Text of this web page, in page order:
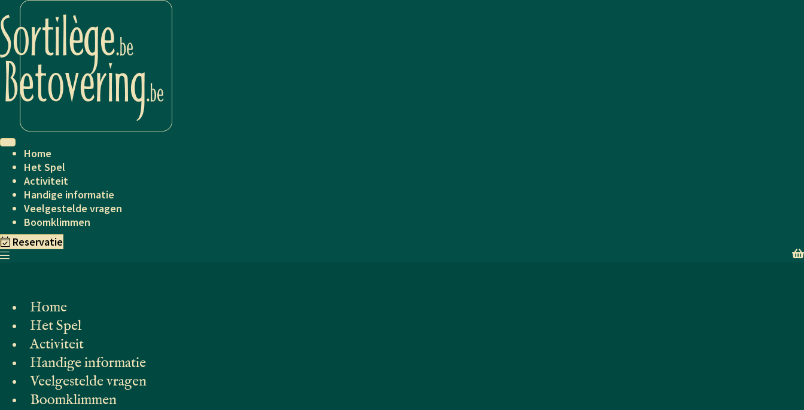
Home
Het Spel
Activiteit
Handige informatie
Veelgestelde vragen
Boomklimmen
Reservatie
Home
Het Spel
Activiteit
Handige informatie
Veelgestelde vragen
Boomklimmen